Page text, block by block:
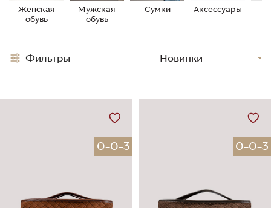
Женская
обувь
Мужская
обувь
Сумки Аксессуары
0-0-3 0-0-3
Фильтры